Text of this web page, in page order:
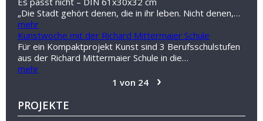
„Die Stadt gehört denen, die in ihr leben. Nicht denen,…
mehr
Kunstwoche mit der Richard Mittermaier Schule
Für ein Kompaktprojekt Kunst sind 3 Berufsschulstufen
aus der Richard Mittermaier Schule in die…
mehr
1 von 24
›
PROJEKTE